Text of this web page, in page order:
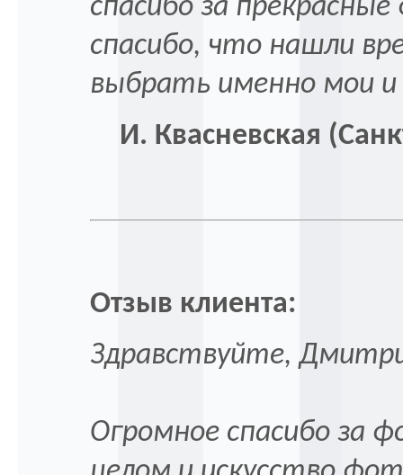
спасибо за
спасибо, что нашли
выбрать именно мои и
И. Квасневская
Отзыв клиента:
Здравствуйте,
Огромное спасибо за